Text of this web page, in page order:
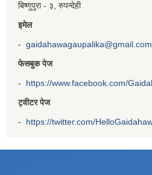
बिष्णुपुरा - ३, रुपन्देही
इमेल
- gaidahawagaupalika@gmail.com
फेसबुक पेज
- https://www.facebook.com/
ट्वीटर पेज
- https://twitter.com/